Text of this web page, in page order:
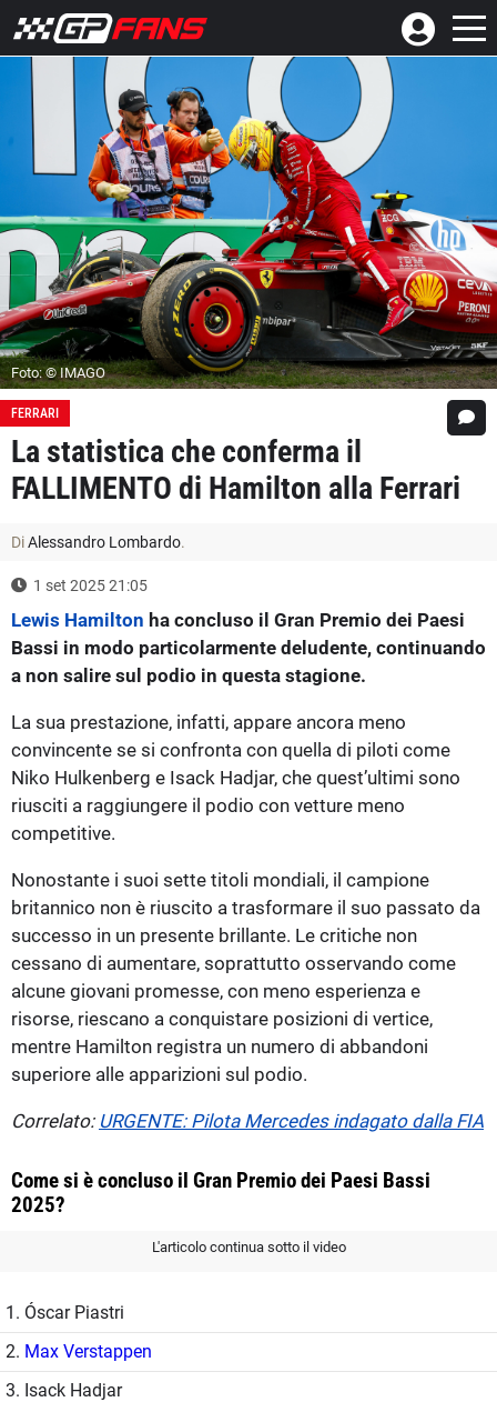
Foto: © IMAGO
FERRARI
La statistica che conferma il
FALLIMENTO di Hamilton alla Ferrari
DiAlessandro Lombardo.
1 set 2025 21:05
Lewis Hamilton ha concluso il Gran Premio dei Paesi
Bassi in modo particolarmente deludente, continuando
a non salire sul podio in questa stagione.
La sua prestazione, infatti, appare ancora meno
convincente se si confronta con quella di piloti come
Niko Hulkenberg e Isack Hadjar, che quest’ultimi sono
riusciti a raggiungere il podio con vetture meno
competitive.
Nonostante i suoi sette titoli mondiali, il campione
britannico non è riuscito a trasformare il suo passato da
successo in un presente brillante. Le critiche non
cessano di aumentare, soprattutto osservando come
alcune giovani promesse, con meno esperienza e
risorse, riescano a conquistare posizioni di vertice,
mentre Hamilton registra un numero di abbandoni
superiore alle apparizioni sul podio.
Correlato: URGENTE: Pilota Mercedes indagato dalla FIA
Come si è concluso il Gran Premio dei Paesi Bassi
2025?
L'articolo continua sotto il video
1. Óscar Piastri
2. Max Verstappen
3. Isack Hadjar